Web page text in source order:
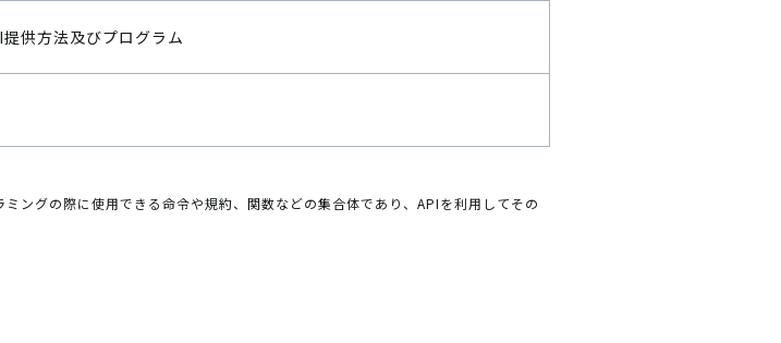
供方法及びプログラム
ングの際に使用できる命令や規約、関数などの集合体であり、APIを利用してその